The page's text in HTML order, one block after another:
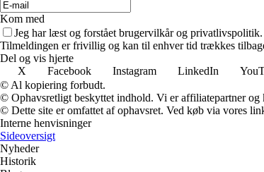
Kom med
Jeg har læst og forstået brugervilkår og privatlivspolitik.
Tilmeldingen er frivillig og kan til enhver tid trækkes
Del og vis hjerte
X
Facebook Instagram LinkedIn
© Al kopiering forbudt.
© Ophavsretligt beskyttet indhold. Vi er affiliatepartner
© Dette site er omfattet af ophavsret. Ved køb via vores
Interne henvisninger
Sideoversigt
Nyheder
Historik